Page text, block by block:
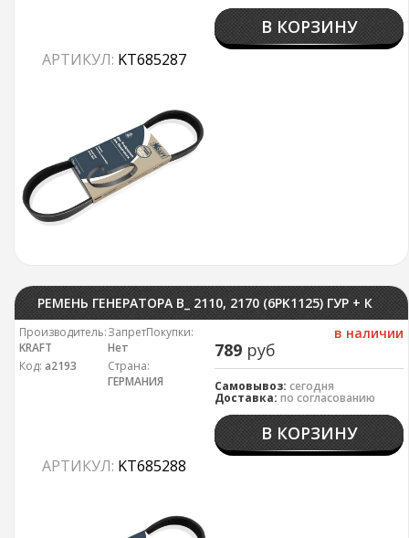
В КОРЗИНУ
АРТИКУЛ: KT685287
РЕМЕНЬ ГЕНЕРАТОРА В_ 2110, 2170 (6PK1125) ГУР + КОНДИЦИОНЕР KRAFT
в наличии
789 руб
Самовывоз: сегодня
Доставка: по согласованию
В КОРЗИНУ
АРТИКУЛ: KT685288
Производитель:
KRAFT
Код: а2193
ЗапретПокупки:
Нет
Страна:
ГЕРМАНИЯ